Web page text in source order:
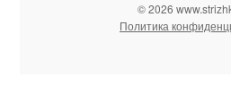
© 2026
Политика